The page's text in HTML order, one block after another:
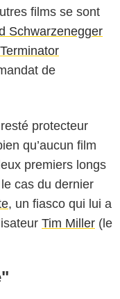
films se sont
Schwarzenegger
Terminator
de
protecteur
qu’aucun film
premiers longs
cas du dernier
, un fiasco qui lui a
Tim Miller (le